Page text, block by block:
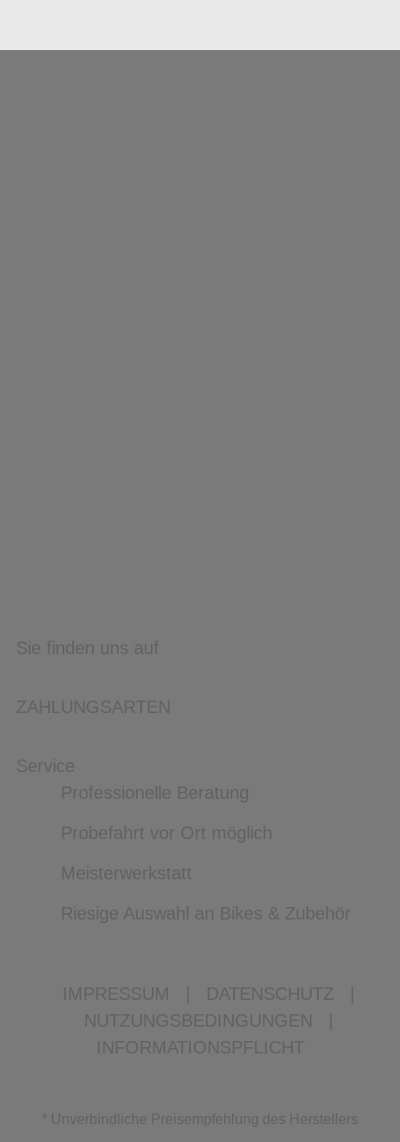
Sie finden uns auf
ZAHLUNGSARTEN
Service
Professionelle Beratung
Probefahrt vor Ort möglich
Meisterwerkstatt
Riesige Auswahl an Bikes & Zubehör
IMPRESSUM DATENSCHUTZ
NUTZUNGSBEDINGUNGEN
INFORMATIONSPFLICHT
* Unverbindliche Preisempfehlung des Herstellers